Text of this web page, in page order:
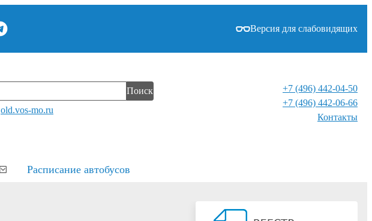
Версия для слабовидящих
Поиск
old.vos-mo.ru
+7 (496) 442-04-50
+7 (496) 442-06-66
Контакты⁠
Расписание автобусов